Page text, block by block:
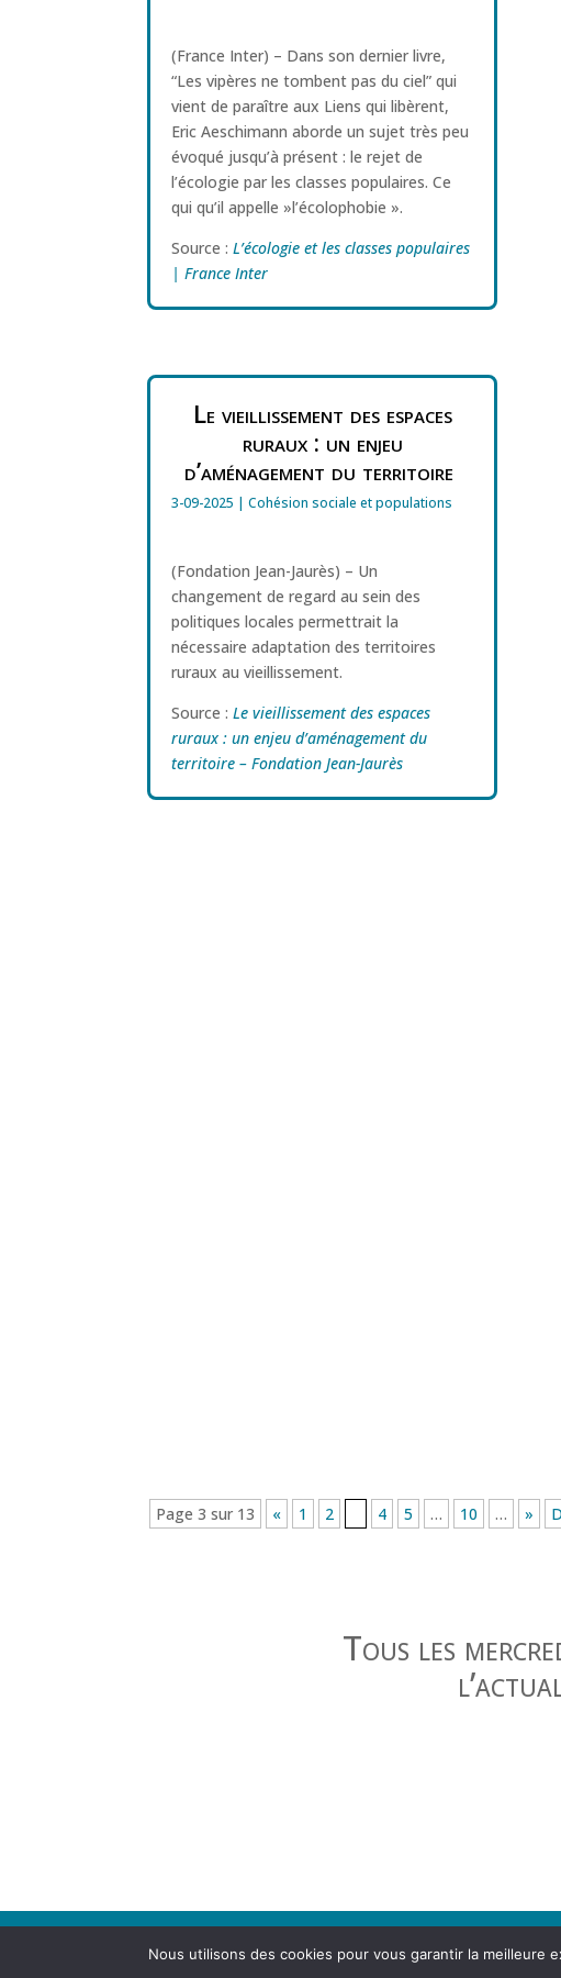
(France Inter) – Dans son dernier livre,
“Les vipères ne tombent pas du ciel” qui
vient de paraître aux Liens qui libèrent,
Eric Aeschimann aborde un sujet très peu
évoqué jusqu’à présent : le rejet de
l’écologie par les classes populaires. Ce
qui qu’il appelle »l’écolophobie ».
Source :L’écologie et les classes populaires
| France Inter
Le vieillissement des espaces
ruraux : un enjeu
d’aménagement du territoire
3-09-2025 |Cohésion sociale et populations
(Fondation Jean-Jaurès) – Un
changement de regard au sein des
politiques locales permettrait la
nécessaire adaptation des territoires
ruraux au vieillissement.
Source :Le vieillissement des espaces
ruraux : un enjeu d’aménagement du
territoire – Fondation Jean-Jaurès
Page 3 sur 13 « 1 2 4 5 … 10 … »
Tous les
Agence d'urbanisme de la région grenobloise 21, rue
Nous utilisons des cookies pour vous garantir la